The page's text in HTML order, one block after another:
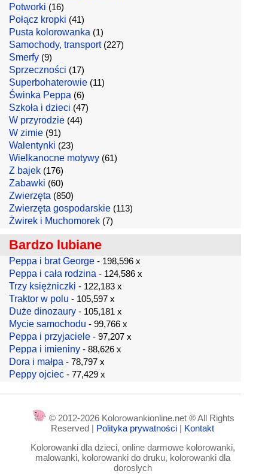
Potworki (16)
Połącz kropki (41)
Pusta kolorowanka (1)
Samochody, transport(227)
Smerfy (9)
Sprzeczności (17)
Superbohaterowie (11)
Świnka Peppa (6)
Szkoła i dzieci (47)
W przyrodzie (44)
W zimie (91)
Walentynki (23)
Wielkanocne motywy (61)
Z bajek (176)
Zabawki (60)
Zwierzęta (850)
Zwierzęta gospodarskie (113)
Żwirek i Muchomorek (7)
Bardzo lubiane
Peppa i brat George - 198,596 x
Peppa i cała rodzina - 124,586 x
Trzy księżniczki - 122,183 x
Traktor w polu - 105,597 x
Duże dinozaury - 105,181 x
Mycie samochodu - 99,766 x
Peppa i przyjaciele - 97,207 x
Peppa i imieniny - 88,626 x
Dora i małpa - 78,797 x
Peppy ojciec - 77,429 x
© 2012-2026 Kolorowankionline.net ® All Rights
Reserved | Polityka prywatności | Kontakt
Kolorowanki dla dzieci, online darmowe kolorowanki,
malowanki, kolorowanki do druku, kolorowanki dla
doroslych